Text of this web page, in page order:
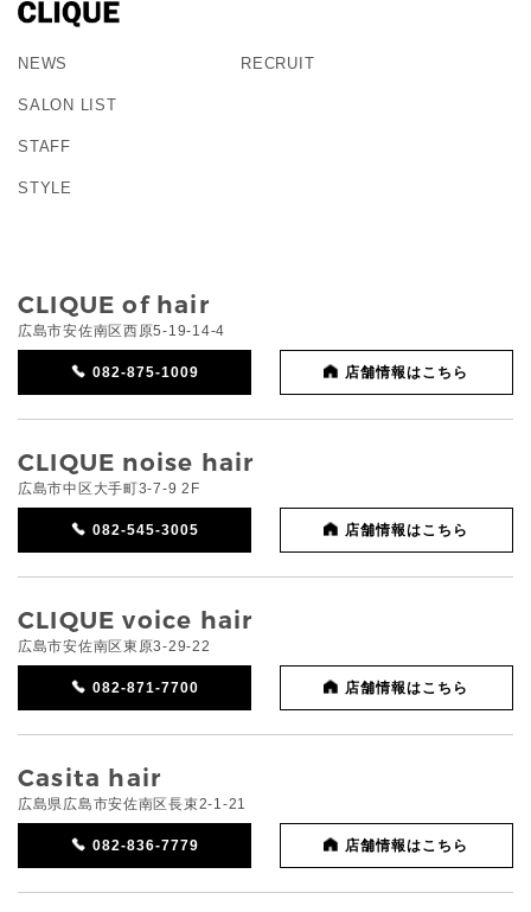
NEWS
SALON LIST
STAFF
STYLE
RECRUIT
CLIQUE of hair
広島市安佐南区西原5-19-14-4
082-875-1009 店舗情報はこちら
CLIQUE noise hair
広島市中区大手町3-7-9 2F
082-545-3005 店舗情報はこちら
CLIQUE voice hair
広島市安佐南区東原3-29-22
082-871-7700 店舗情報はこちら
Casita hair
広島県広島市安佐南区長束2-1-21
082-836-7779 店舗情報はこちら